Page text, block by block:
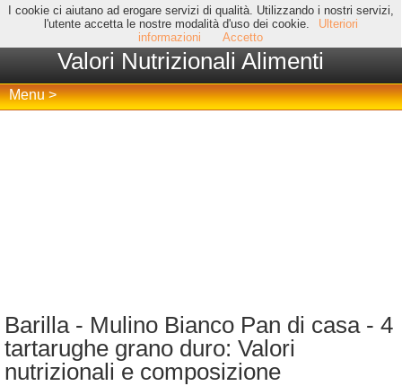
I cookie ci aiutano ad erogare servizi di qualità. Utilizzando i nostri servizi,
l'utente accetta le nostre modalità d'uso dei cookie.
Ulteriori
informazioni
Accetto
Valori Nutrizionali Alimenti
Menu >
Barilla - Mulino Bianco Pan di casa - 4
tartarughe grano duro: Valori
nutrizionali e composizione